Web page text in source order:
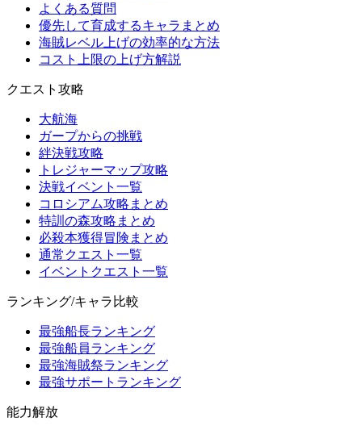
よくある質問
優先して育成するキャラまとめ
海賊レベル上げの効率的な方法
コスト上限の上げ方解説
クエスト攻略
大航海
ガープからの挑戦
絆決戦攻略
トレジャーマップ攻略
決戦イベント一覧
コロシアム攻略まとめ
特訓の森攻略まとめ
必殺本獲得冒険まとめ
通常クエスト一覧
イベントクエスト一覧
ランキング/キャラ比較
最強船長ランキング
最強船員ランキング
最強海賊祭ランキング
最強サポートランキング
能力解放